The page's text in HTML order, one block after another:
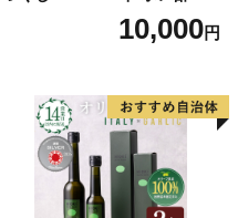
ンズ ゆず 柚子 調味料 さっぱ
り 美味しい おいしい 鍋 しゃ
10,000円